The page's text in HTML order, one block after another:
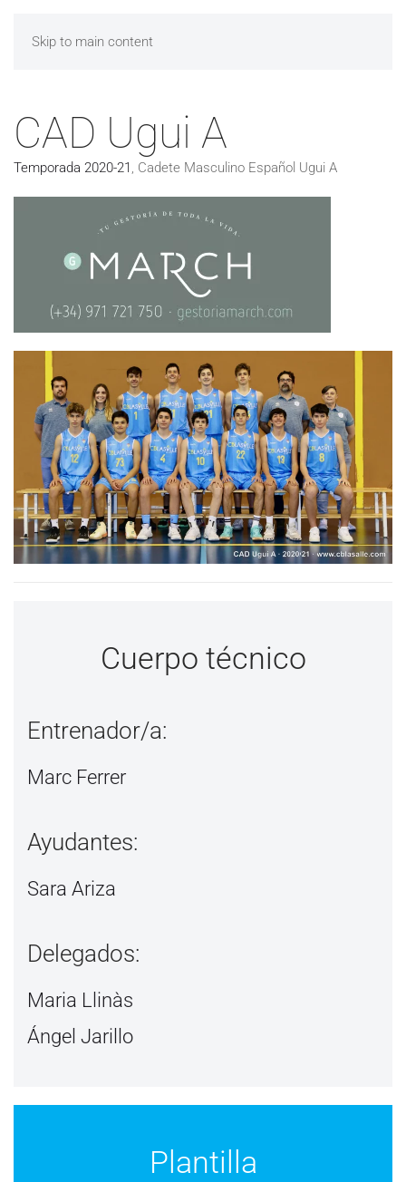
Skip to main content
CAD Ugui A
Temporada 2020-21 , Cadete Masculino Español Ugui A
Cuerpo técnico
Entrenador/a:
Marc Ferrer
Ayudantes:
Sara Ariza
Delegados:
Maria Llinàs
Ángel Jarillo
Plantilla